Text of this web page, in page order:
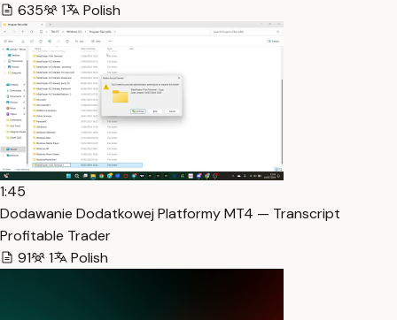
635
1 Polish
1:45
Dodawanie Dodatkowej Platformy MT4 — Transcript
Profitable Trader
91
1 Polish